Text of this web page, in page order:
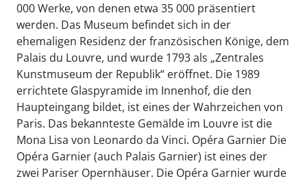
000 Werke, von denen etwa 35 000 präsentiert
werden. Das Museum befindet sich in der
ehemaligen Residenz der französischen Könige, dem
Palais du Louvre, und wurde 1793 als „Zentrales
Kunstmuseum der Republik“ eröffnet. Die 1989
errichtete Glaspyramide im Innenhof, die den
Haupteingang bildet, ist eines der Wahrzeichen von
Paris. Das bekannteste Gemälde im Louvre ist die
Mona Lisa von Leonardo da Vinci. Opéra Garnier Die
Opéra Garnier (auch Palais Garnier) ist eines der
zwei Pariser Opernhäuser. Die Opéra Garnier wurde